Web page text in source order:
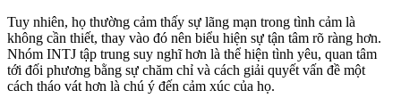
Tuy nhiên, họ thường cảm thấy sự lãng mạn trong tình cảm là
không cần thiết, thay vào đó nên biểu hiện sự tận tâm rõ ràng hơn.
Nhóm INTJ tập trung suy nghĩ hơn là thể hiện tình yêu, quan tâm
tới đối phương bằng sự chăm chỉ và cách giải quyết vấn đề một
cách tháo vát hơn là chú ý đến cảm xúc của họ.